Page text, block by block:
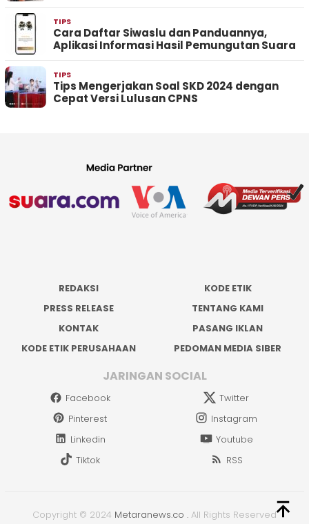
TIPS
Cara Daftar Siwaslu dan Panduannya,
Aplikasi Informasi Hasil Pemungutan Suara
TIPS
Tips Mengerjakan Soal SKD 2024 dengan
Cepat Versi Lulusan CPNS
REDAKSI
KODE ETIK
PRESS RELEASE
TENTANG KAMI
KONTAK
PASANG IKLAN
KODE ETIK PERUSAHAAN
PEDOMAN MEDIA SIBER
JARINGAN SOCIAL
Facebook
Twitter
Pinterest
Instagram
Linkedin
Youtube
Tiktok
RSS
Copyright © 2024 Metaranews.co . All Rights Reserved